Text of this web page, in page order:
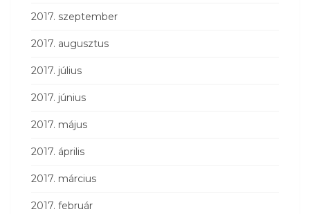
2017. szeptember
2017. augusztus
2017. július
2017. június
2017. május
2017. április
2017. március
2017. február